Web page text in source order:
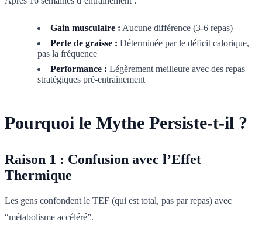
Gain musculaire : Aucune différence (3-6 repas)
Perte de graisse : Déterminée par le déficit calorique,
pas la fréquence
Performance : Légèrement meilleure avec des repas
stratégiques pré-entraînement
Pourquoi le Mythe Persiste-t-il ?
Raison 1 : Confusion avec l’Effet
Thermique
Les gens confondent le TEF (qui est total, pas par repas) avec
“métabolisme accéléré”.